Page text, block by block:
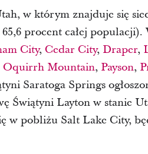
w którym znajduje się
procent całej populacji).
City, Cedar City, Draper,
Oquirrh Mountain, Payson,
Saratoga Springs
Świątyni Layton w stanie
w pobliżu Salt Lake City,